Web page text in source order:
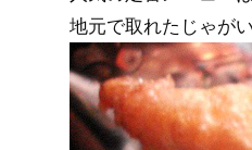
地元で取れたじゃが